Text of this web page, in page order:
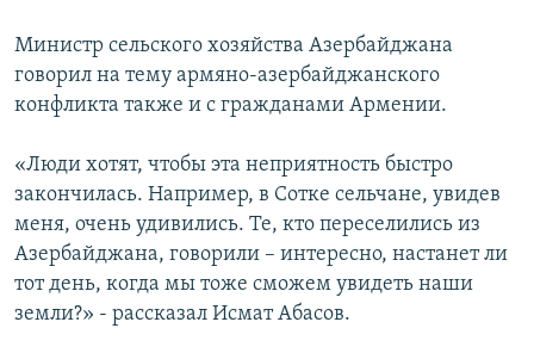
Министр сельского хозяйства Азербайджана
говорил на тему армяно-азербайджанского
конфликта также и с гражданами Армении.
«Люди хотят, чтобы эта неприятность быстро
закончилась. Например, в Сотке сельчане, увидев
меня, очень удивились. Те, кто переселились из
Азербайджана, говорили – интересно, настанет ли
тот день, когда мы тоже сможем увидеть наши
земли?» - рассказал Исмат Абасов.